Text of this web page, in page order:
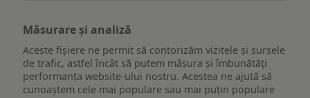
Măsurare și analiză
Aceste fișiere ne permit să contorizăm vizitele și sursele
de trafic, astfel încât să putem măsura și îmbunătăți
performanța website-ului nostru. Acestea ne ajută să
cunoaștem cele mai populare sau mai puțin populare